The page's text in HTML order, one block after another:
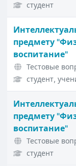
студент
предмету
воспитание"
Тестовые
студент,
предмету
воспитание"
Тестовые
студент